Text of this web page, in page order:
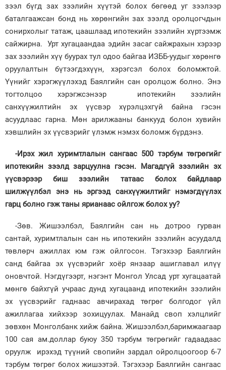
зээл бүгд зах зээлийн хүүтэй болох бөгөөд уг зээлээр
баталгаажсан бонд нь хөрөнгийн зах зээлд оролцогчдын
сонирхолыг татаж, цаашлаад ипотекийн зээлийн хүртээмж
сайжирна. Урт хугацаандаа эдийн засаг сайжрахын хэрээр
зах зээлийн хүү буурах тул одоо байгаа ИЗББ-уудыг хөрөнгө
оруулалтын бүтээгдэхүүн, хэрэгсэл болох боломжтой.
Үүнийг хэрэгжүүлэхэд Баялгийн сан оролцож болно. Энэ
тогтолцоо хэрэгжсэнээр ипотекийн зээлийн
санхүүжилтийн эх үүсвэр хүрэлцэхгүй байна гэсэн
асуудлаас гарна. Мөн арилжааны банкууд болон хувийн
хэвшлийн эх үүсвэрийг үлэмж нэмэх боломж бүрдэнэ.
-Ирэх жил хуримтлалын сангаас 500 тэрбум төгрөгийг
ипотекийн зээлд зарцуулна гэсэн. Магадгүй зээлийн эх
үүсвэрээр биш зээлийн татаас болох байдлаар
шилжүүлбэл энэ нь эргээд санхүүжилтийг нэмэгдүүлэх
гарц болно гэж таны ярианаас ойлгож болох уу?
-Зөв. Жишээлбэл, Баялгийн сан нь дотроо гурван
сантай, хуримтлалын сан нь ипотекийн зээлийн асуудалд
төвлөрч ажиллах юм гэж ойлгосон. Тэгэхээр Баялгийн
санд байгаа эх үүсвэрийг хоёр янзаар ашиглавал илүү
оновчтой. Нэгдүгээрт, нэгэнт Монгол Улсад урт хугацаатай
мөнгө байхгүй учраас дунд хугацаанд ипотекийн зээлийн
эх үүсвэрийг гаднаас авчирахад төгрөг болгодог үйл
ажиллагаа хийхээр зохицуулах. Манайд своп хэлцлийг
зөвхөн Монголбанк хийж байна. Жишээлбэл,баримжаагаар
100 сая ам.доллар буюу 350 тэрбум төгрөгийг гадаадаас
оруулж ирэхэд түүний свопийн зардал ойролцоогоор 6-7
тэрбум төгрөг болох жишээтэй. Тэгэхээр Баялгийн сангаас